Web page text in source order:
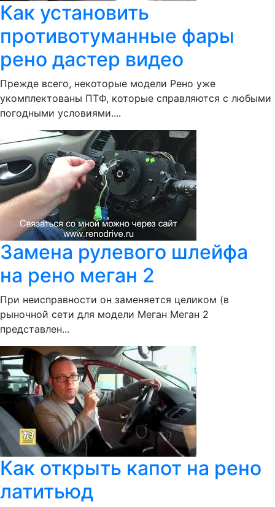
Как установить
противотуманные фары
рено дастер видео
Прежде всего, некоторые модели Рено уже
укомплектованы ПТФ, которые справляются с любыми
погодными условиями....
Замена рулевого шлейфа
на рено меган 2
При неисправности он заменяется целиком (в
рыночной сети для модели Меган Меган 2
представлен...
Как открыть капот на рено
латитьюд